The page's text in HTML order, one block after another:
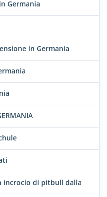
Germania
in Germania
incrocio di pitbull dalla